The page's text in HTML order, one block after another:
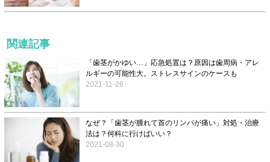
関連記事
「歯茎がかゆい…」応急処置は？原因は歯周病・アレ
ルギーの可能性大。ストレスサインのケースも
2021-11-26
なぜ？「歯茎が腫れて首のリンパが痛い」対処・治療
法は？何科に行けばいい？
2021-08-30